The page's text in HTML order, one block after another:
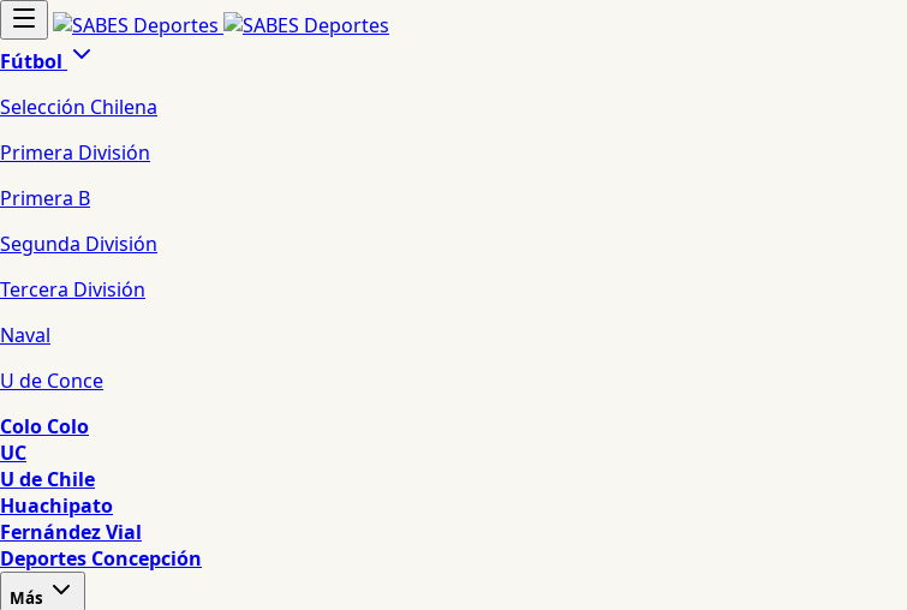
Fútbol
Selección Chilena
Primera División
Primera B
Segunda División
Tercera División
Naval
U de Conce
Colo Colo
UC
U de Chile
Huachipato
Fernández Vial
Deportes Concepción
Más